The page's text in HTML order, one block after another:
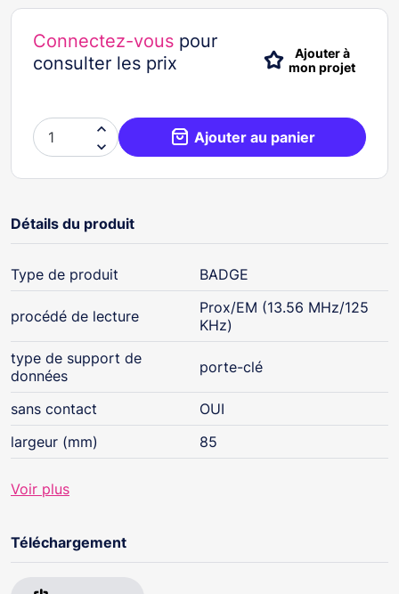
Connectez-vous pour
consulter les prix
Ajouter à
mon projet

 Ajouter au panier
Détails du produit
Type de produit BADGE
procédé de lecture
Prox/EM (13.56 MHz/125
KHz)
type de support de
données
porte-clé
sans contact
OUI
largeur (mm)
85
Voir plus
Téléchargement